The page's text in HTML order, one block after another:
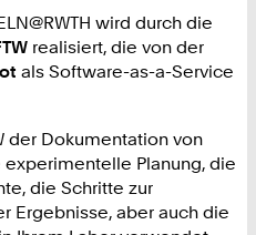
wird durch die
realisiert, die von der
als Software-as-a-Service
der Dokumentation von
Planung, die
die Schritte zur
Ergebnisse, aber auch die